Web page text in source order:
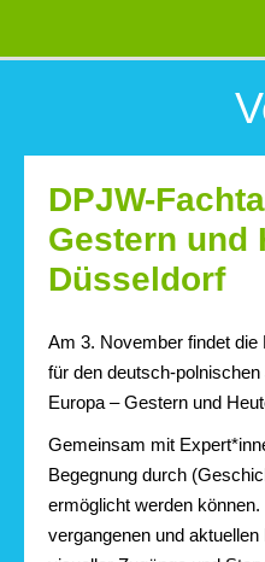
DPJW-
Gestern und
Düsseldorf
Am 3. November findet
für den deutsch-
Europa – Gestern und
Gemeinsam mit
Begegnung durch
ermöglicht werden
vergangenen und